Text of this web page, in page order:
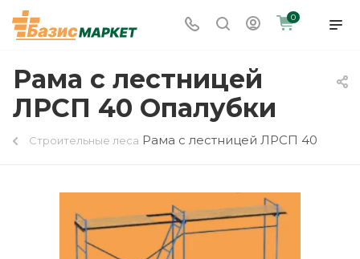
0
Рама с лестницей
ЛРСП 40 Опалубки
Строительные леса Рама с лестницей ЛРСП 40